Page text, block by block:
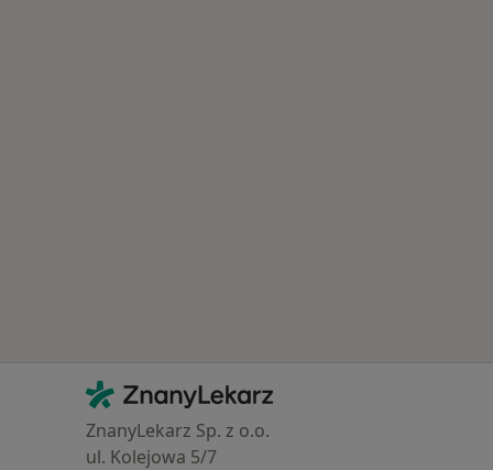
Kontakt
ZnanyLekarz - Strona główna
ZnanyLekarz Sp. z o.o.
ul. Kolejowa 5/7